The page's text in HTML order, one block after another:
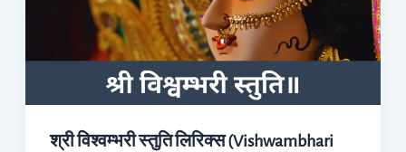
श्री विश्वम्भरी स्तुति लिरिक्स (Vishwambhari
लिरिक्स
(Vishwambhari
Stuti